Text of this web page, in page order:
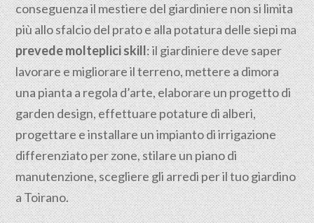
conseguenza il mestiere del giardiniere non si limita
più allo sfalcio del prato e alla potatura delle siepi ma
prevede molteplici skill: il giardiniere deve saper
lavorare e migliorare il terreno, mettere a dimora
una pianta a regola d’arte, elaborare un progetto di
garden design, effettuare potature di alberi,
progettare e installare un impianto di irrigazione
differenziato per zone, stilare un piano di
manutenzione, scegliere gli arredi per il tuo giardino
a Toirano.